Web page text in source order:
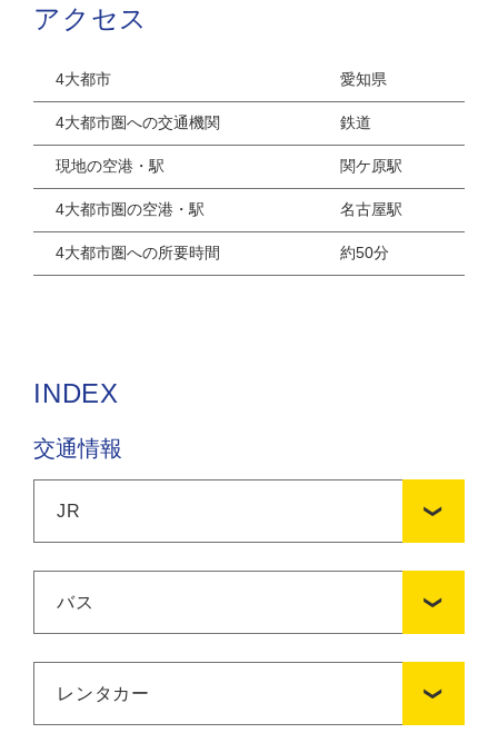
アクセス
4大都市 愛知県
4大都市圏への交通機関 鉄道
現地の空港・駅 関ケ原駅
4大都市圏の空港・駅 名古屋駅
4大都市圏への所要時間 約50分
INDEX
交通情報
JR
バス
レンタカー